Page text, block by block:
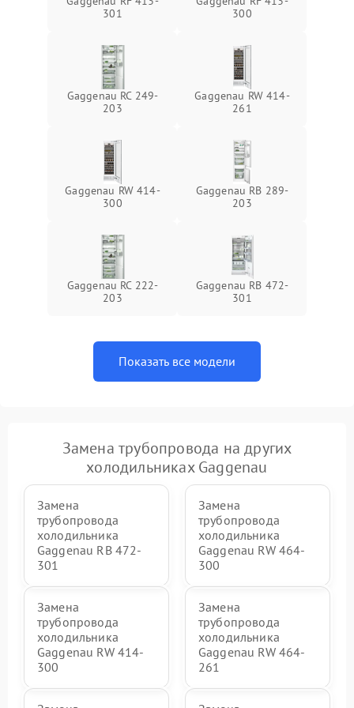
301
300
Gaggenau RC 249-
203
Gaggenau RW 414-
261
Gaggenau RW 414-
300
Gaggenau RB 289-
203
Gaggenau RC 222-
203
Gaggenau RB 472-
301
Показать все модели
Замена трубопровода на других
холодильниках Gaggenau
Замена
трубопровода
холодильника
Gaggenau RB 472-
301
Замена
трубопровода
холодильника
Gaggenau RW 464-
300
Замена
трубопровода
холодильника
Gaggenau RW 414-
300
Замена
трубопровода
холодильника
Gaggenau RW 464-
261